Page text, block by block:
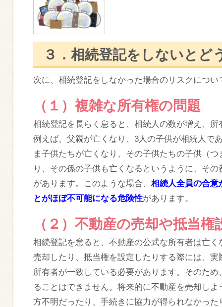
３．相続登記をしないとど
次に、相続登記をしなかった場合のリスクについ
（１）複雑な所有権の問題
相続登記を長らく怠ると、相続人の数が増え、
例えば、父親が亡くなり、3人の子供が相続人で
ま子供たちが亡くなり、その子供たちの子供（
り、その孫の子供も亡くなるというように、そ
があります。このような場合、 相続人全員の合意
とがほぼ不可能になる危険性があります。
（２）不動産の売却や抵当
相続登記を怠ると、不動産の公式な所有者は亡
売却したり、抵当権を設定したりする際には、
所有者が一致している必要があります。そのた
ることはできません。将来的に不動産を売却し
方不明だったり、手続きに協力が得られなかった